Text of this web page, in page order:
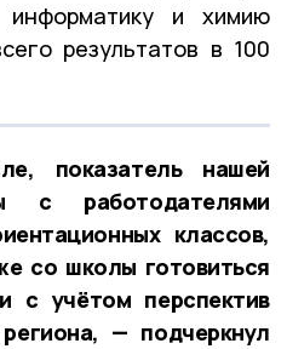
информатику и химию
результатов в 100
показатель нашей
с работодателями
классов,
со школы готовиться
с учётом перспектив
— подчеркнул